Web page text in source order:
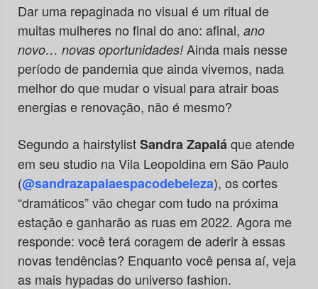
Dar uma repaginada no visual é um ritual de
muitas mulheres no final do ano: afinal, ano
novo… novas oportunidades!Ainda mais nesse
período de pandemia que ainda vivemos, nada
melhor do que mudar o visual para atrair boas
energias e renovação, não é mesmo?
Segundo a hairstylistSandra Zapaláque atende
em seu studio na Vila Leopoldina em São Paulo
(@sandrazapalaespacodebeleza), os cortes
“dramáticos” vão chegar com tudo na próxima
estação e ganharão as ruas em 2022. Agora me
responde: você terá coragem de aderir à essas
novas tendências? Enquanto você pensa aí, veja
as mais hypadas do universo fashion.